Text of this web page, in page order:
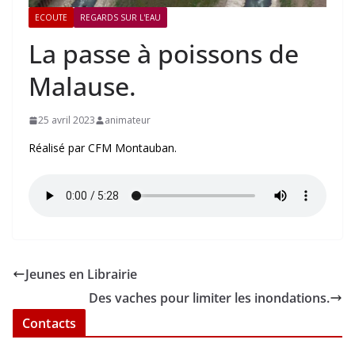
ECOUTE REGARDS SUR L'EAU
La passe à poissons de
Malause.
25 avril 2023 animateur
Réalisé par CFM Montauban.
Jeunes en Librairie
Des vaches pour limiter les inondations.
Contacts